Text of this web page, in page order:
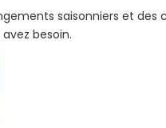
saisonniers et des
besoin.